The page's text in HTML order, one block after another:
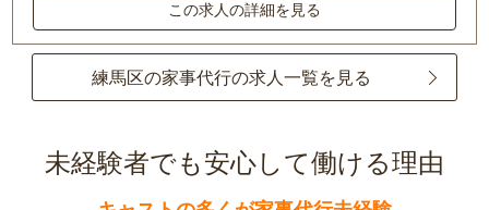
この求人の詳細を見る
練馬区の家事代行の求人一覧を見る
未経験者でも安心して働ける理由